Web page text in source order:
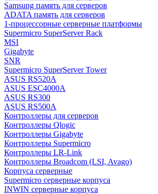
Samsung память для серверов
ADATA память для серверов
1-процессорные серверные платформы
Supermicro SuperServer Rack
MSI
Gigabyte
SNR
Supermicro SuperServer Tower
ASUS RS520A
ASUS ESC4000A
ASUS RS300
ASUS RS500A
Контроллеры для серверов
Контроллеры Qlogic
Контроллеры Gigabyte
Контроллеры Supermicro
Контроллеры LR-Link
Контроллеры Broadcom (LSI, Avago)
Корпуса серверные
Supermicro серверные корпуса
INWIN серверные корпуса